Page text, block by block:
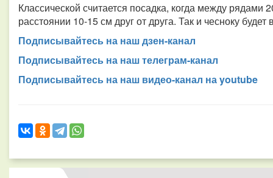
Классической считается посадка, когда между
расстоянии 10-15 см друг от друга. Так и чесноку
Подписывайтесь на наш дзен-канал
Подписывайтесь на наш телеграм-канал
Подписывайтесь на наш видео-канал на youtube